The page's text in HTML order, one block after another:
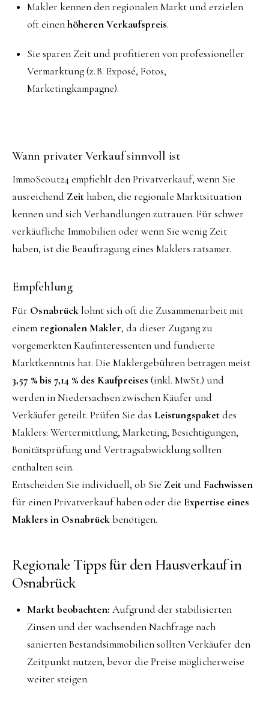
Makler kennen den regionalen Markt und erzielen
oft einenhöheren Verkaufspreis.
Sie sparen Zeit und profitieren von professioneller
Vermarktung (z. B. Exposé, Fotos,
Marketingkampagne).
Wann privater Verkauf sinnvoll ist
ImmoScout24 empfiehlt den Privatverkauf, wenn Sie
ausreichend Zeithaben, die regionale Marktsituation
kennen und sich Verhandlungen zutrauen. Für schwer
verkäufliche Immobilien oder wenn Sie wenig Zeit
haben, ist die Beauftragung eines Maklers ratsamer.
Empfehlung
Für Osnabrücklohnt sich oft die Zusammenarbeit mit
einemregionalen Makler, da dieser Zugang zu
vorgemerkten Kaufinteressenten und fundierte
Marktkenntnis hat. Die Maklergebühren betragen meist
3,57 % bis 7,14 % des Kaufpreises (inkl. MwSt.) und
werden in Niedersachsen zwischen Käufer und
Verkäufer geteilt. Prüfen Sie das Leistungspaketdes
Maklers: Wertermittlung, Marketing, Besichtigungen,
Bonitätsprüfung und Vertragsabwicklung sollten
enthalten sein.
Entscheiden Sie individuell, ob Sie Zeit und Fachwissen
für einen Privatverkauf haben oder die Expertise eines
Maklers in Osnabrückbenötigen.
Regionale Tipps für den Hausverkauf in
Osnabrück
Markt beobachten: Aufgrund der stabilisierten
Zinsen und der wachsenden Nachfrage nach
sanierten Bestandsimmobilien sollten Verkäufer den
Zeitpunkt nutzen, bevor die Preise möglicherweise
weiter steigen.